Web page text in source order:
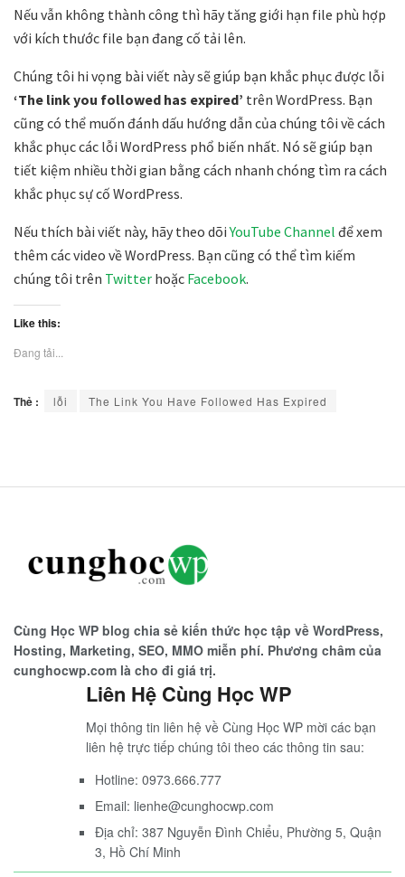
Nếu vẫn không thành công thì hãy tăng giới hạn file phù hợp
với kích thước file bạn đang cố tải lên.
Chúng tôi hi vọng bài viết này sẽ giúp bạn khắc phục được lỗi
‘The link you followed has expired’ trên WordPress. Bạn
cũng có thể muốn đánh dấu hướng dẫn của chúng tôi về cách
khắc phục các lỗi WordPress phổ biến nhất. Nó sẽ giúp bạn
tiết kiệm nhiều thời gian bằng cách nhanh chóng tìm ra cách
khắc phục sự cố WordPress.
Nếu thích bài viết này, hãy theo dõiYouTube Channel để xem
thêm các video về WordPress. Bạn cũng có thể tìm kiếm
chúng tôi trên Twitter hoặc Facebook.
Like this:
Đang tải...
Thẻ : lỗi The Link You Have Followed Has Expired
Cùng Học WP blog chia sẻ kiến thức học tập về WordPress,
Hosting, Marketing, SEO, MMO miễn phí. Phương châm của
cunghocwp.com là cho đi giá trị.
Liên Hệ Cùng Học WP
Mọi thông tin liên hệ về Cùng Học WP mời các bạn
liên hệ trực tiếp chúng tôi theo các thông tin sau:
Hotline: 0973.666.777
Email: lienhe@cunghocwp.com
Địa chỉ: 387 Nguyễn Đình Chiểu, Phường 5, Quận
3, Hồ Chí Minh